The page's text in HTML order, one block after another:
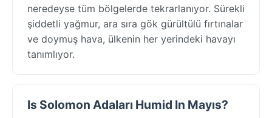
neredeyse tüm bölgelerde tekrarlanıyor. Sürekli
şiddetli yağmur, ara sıra gök gürültülü fırtınalar
ve doymuş hava, ülkenin her yerindeki havayı
tanımlıyor.
Is Solomon Adaları Humid In Mayıs?